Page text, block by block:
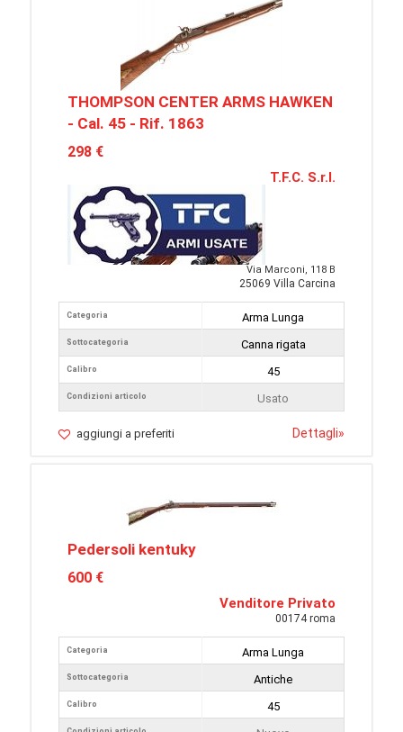
THOMPSON CENTER ARMS HAWKEN
- Cal. 45 - Rif. 1863
298 €
T.F.C. S.r.l.
Via Marconi, 118 B
25069 Villa Carcina
Categoria
Sottocategoria
Calibro
Condizioni articolo
Arma Lunga
Canna rigata
45
Usato
aggiungi a preferiti Dettagli»
Pedersoli kentuky
600 €
Venditore Privato
00174 roma
Categoria
Sottocategoria
Calibro
Arma Lunga
Antiche
45